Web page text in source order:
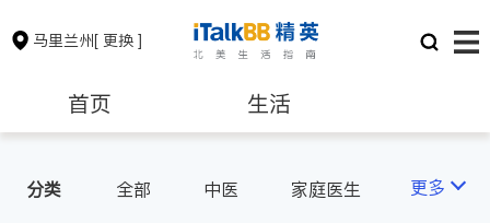
马里兰州[ 更换 ]
首页 生活
分类 全部 中医
家庭医生
更多